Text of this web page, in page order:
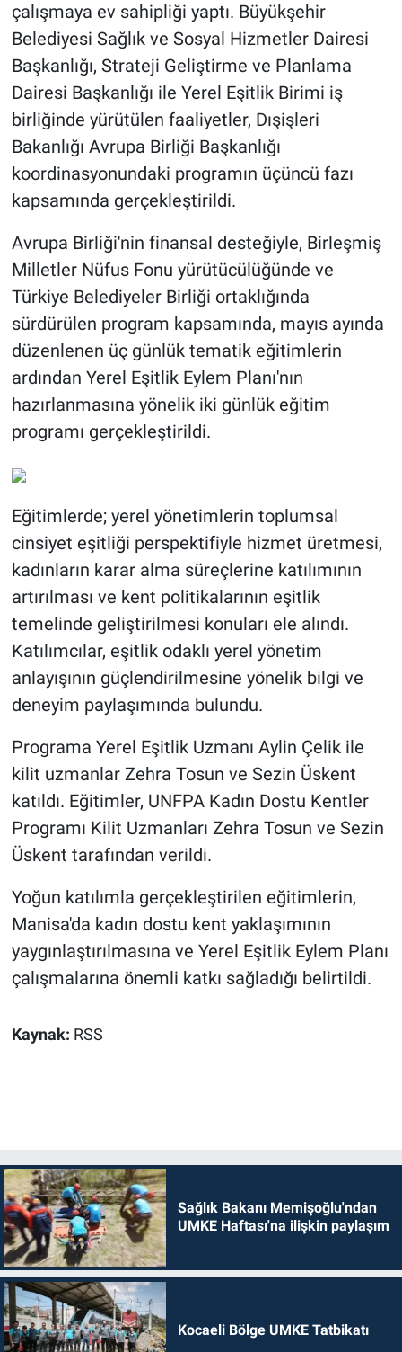
çalışmaya ev sahipliği yaptı. Büyükşehir
Belediyesi Sağlık ve Sosyal Hizmetler Dairesi
Başkanlığı, Strateji Geliştirme ve Planlama
Dairesi Başkanlığı ile Yerel Eşitlik Birimi iş
birliğinde yürütülen faaliyetler, Dışişleri
Bakanlığı Avrupa Birliği Başkanlığı
koordinasyonundaki programın üçüncü fazı
kapsamında gerçekleştirildi.
Avrupa Birliği'nin finansal desteğiyle, Birleşmiş
Milletler Nüfus Fonu yürütücülüğünde ve
Türkiye Belediyeler Birliği ortaklığında
sürdürülen program kapsamında, mayıs ayında
düzenlenen üç günlük tematik eğitimlerin
ardından Yerel Eşitlik Eylem Planı'nın
hazırlanmasına yönelik iki günlük eğitim
programı gerçekleştirildi.
Eğitimlerde; yerel yönetimlerin toplumsal
cinsiyet eşitliği perspektifiyle hizmet üretmesi,
kadınların karar alma süreçlerine katılımının
artırılması ve kent politikalarının eşitlik
temelinde geliştirilmesi konuları ele alındı.
Katılımcılar, eşitlik odaklı yerel yönetim
anlayışının güçlendirilmesine yönelik bilgi ve
deneyim paylaşımında bulundu.
Programa Yerel Eşitlik Uzmanı Aylin Çelik ile
kilit uzmanlar Zehra Tosun ve Sezin Üskent
katıldı. Eğitimler, UNFPA Kadın Dostu Kentler
Programı Kilit Uzmanları Zehra Tosun ve Sezin
Üskent tarafından verildi.
Yoğun katılımla gerçekleştirilen eğitimlerin,
Manisa'da kadın dostu kent yaklaşımının
yaygınlaştırılmasına ve Yerel Eşitlik Eylem Planı
çalışmalarına önemli katkı sağladığı belirtildi.
Kaynak: RSS
Sağlık Bakanı Memişoğlu'ndan
UMKE Haftası'na ilişkin paylaşım
Kocaeli Bölge UMKE Tatbikatı